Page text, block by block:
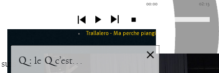
00:00 02:15
Trallalero - Ma perche piangi
Q : le Q c’est…